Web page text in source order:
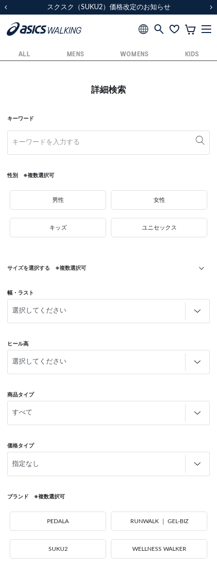
スクスク（SUKU2）価格改定のお知らせ
配送に関するお知らせ
スクスク（SUKU2）価格改定のお知らせ
配送に関するお知らせ
ALL MENS WOMENS KIDS
詳細検索
キーワード
性別 ※複数選択可
男性 女性
キッズ ユニセックス
サイズを選択する ※複数選択可
幅・ラスト
ヒール高
商品タイプ
価格タイプ
ブランド ※複数選択可
PEDALA RUNWALK ｜ GEL-BIZ
SUKU2 WELLNESS WALKER